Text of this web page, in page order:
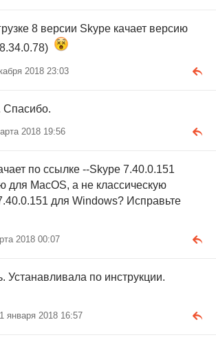
8 версии Skype качает версию
2018 23:03
Спасибо.
2018 19:56
по ссылке --Skype 7.40.0.151
для MacOS, а не классическую
для Windows? Исправьте
2018 00:07
Устанавливала по инструкции.
1 января 2018 16:57